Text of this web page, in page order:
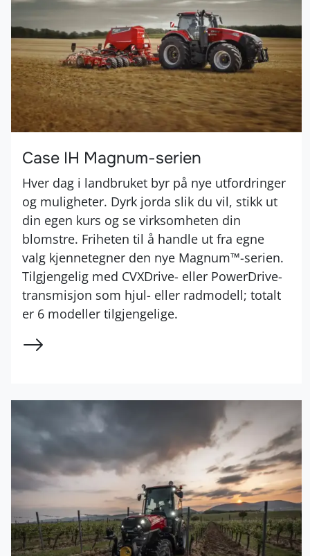
Case IH Magnum-serien
Hver dag i landbruket byr på nye utfordringer
og muligheter. Dyrk jorda slik du vil, stikk ut
din egen kurs og se virksomheten din
blomstre. Friheten til å handle ut fra egne
valg kjennetegner den nye Magnum™-serien.
Tilgjengelig med CVXDrive- eller PowerDrive-
transmisjon som hjul- eller radmodell; totalt
er 6 modeller tilgjengelige.